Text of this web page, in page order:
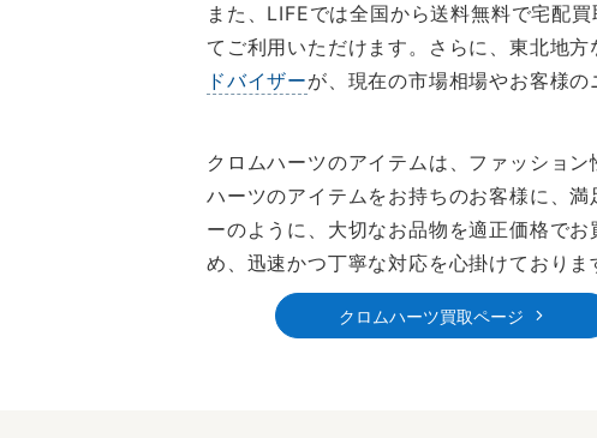
また、LIFEでは全国から送料無料で宅配
てご利用いただけます。さらに、東北地
ドバイザーが、現在の市場相場やお客様
クロムハーツのアイテムは、ファッショ
ハーツのアイテムをお持ちのお客様に、
ーのように、大切なお品物を適正価格で
め、迅速かつ丁寧な対応を心掛けておりま
クロムハーツ買取ページ